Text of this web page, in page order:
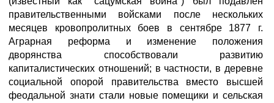
правительственными войсками после нескольких
месяцев кровопролитных боев в сентябре 1877 г.
Аграрная реформа и изменение положения
дворянства способствовали развитию
капиталистических отношений; в частности, в деревне
социальной опорой правительства вместо высшей
феодальной знати стали новые помещики и сельская